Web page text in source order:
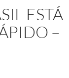
ESTÁ
–